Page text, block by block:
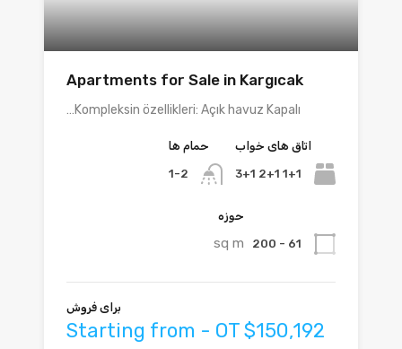
Apartments for Sale in Kargıcak
Kompleksin özellikleri: Açık havuz Kapalı…
اتاق های خواب
1+1 2+1 3+1
حمام ها
1-2
حوزه
61 - 200
sq m
برای فروش
Starting from - OT $150,192